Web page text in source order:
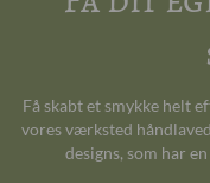
Få skabt et smykke helt
vores værksted
designs, som har